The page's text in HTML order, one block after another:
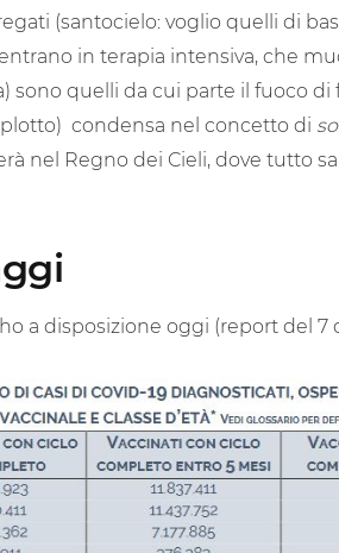
(santocielo: voglio quelli di
in terapia intensiva, che
sono quelli da cui parte il fuoco
condensa nel concetto di
nel Regno dei Cieli, dove tutto
a disposizione oggi (report del 7